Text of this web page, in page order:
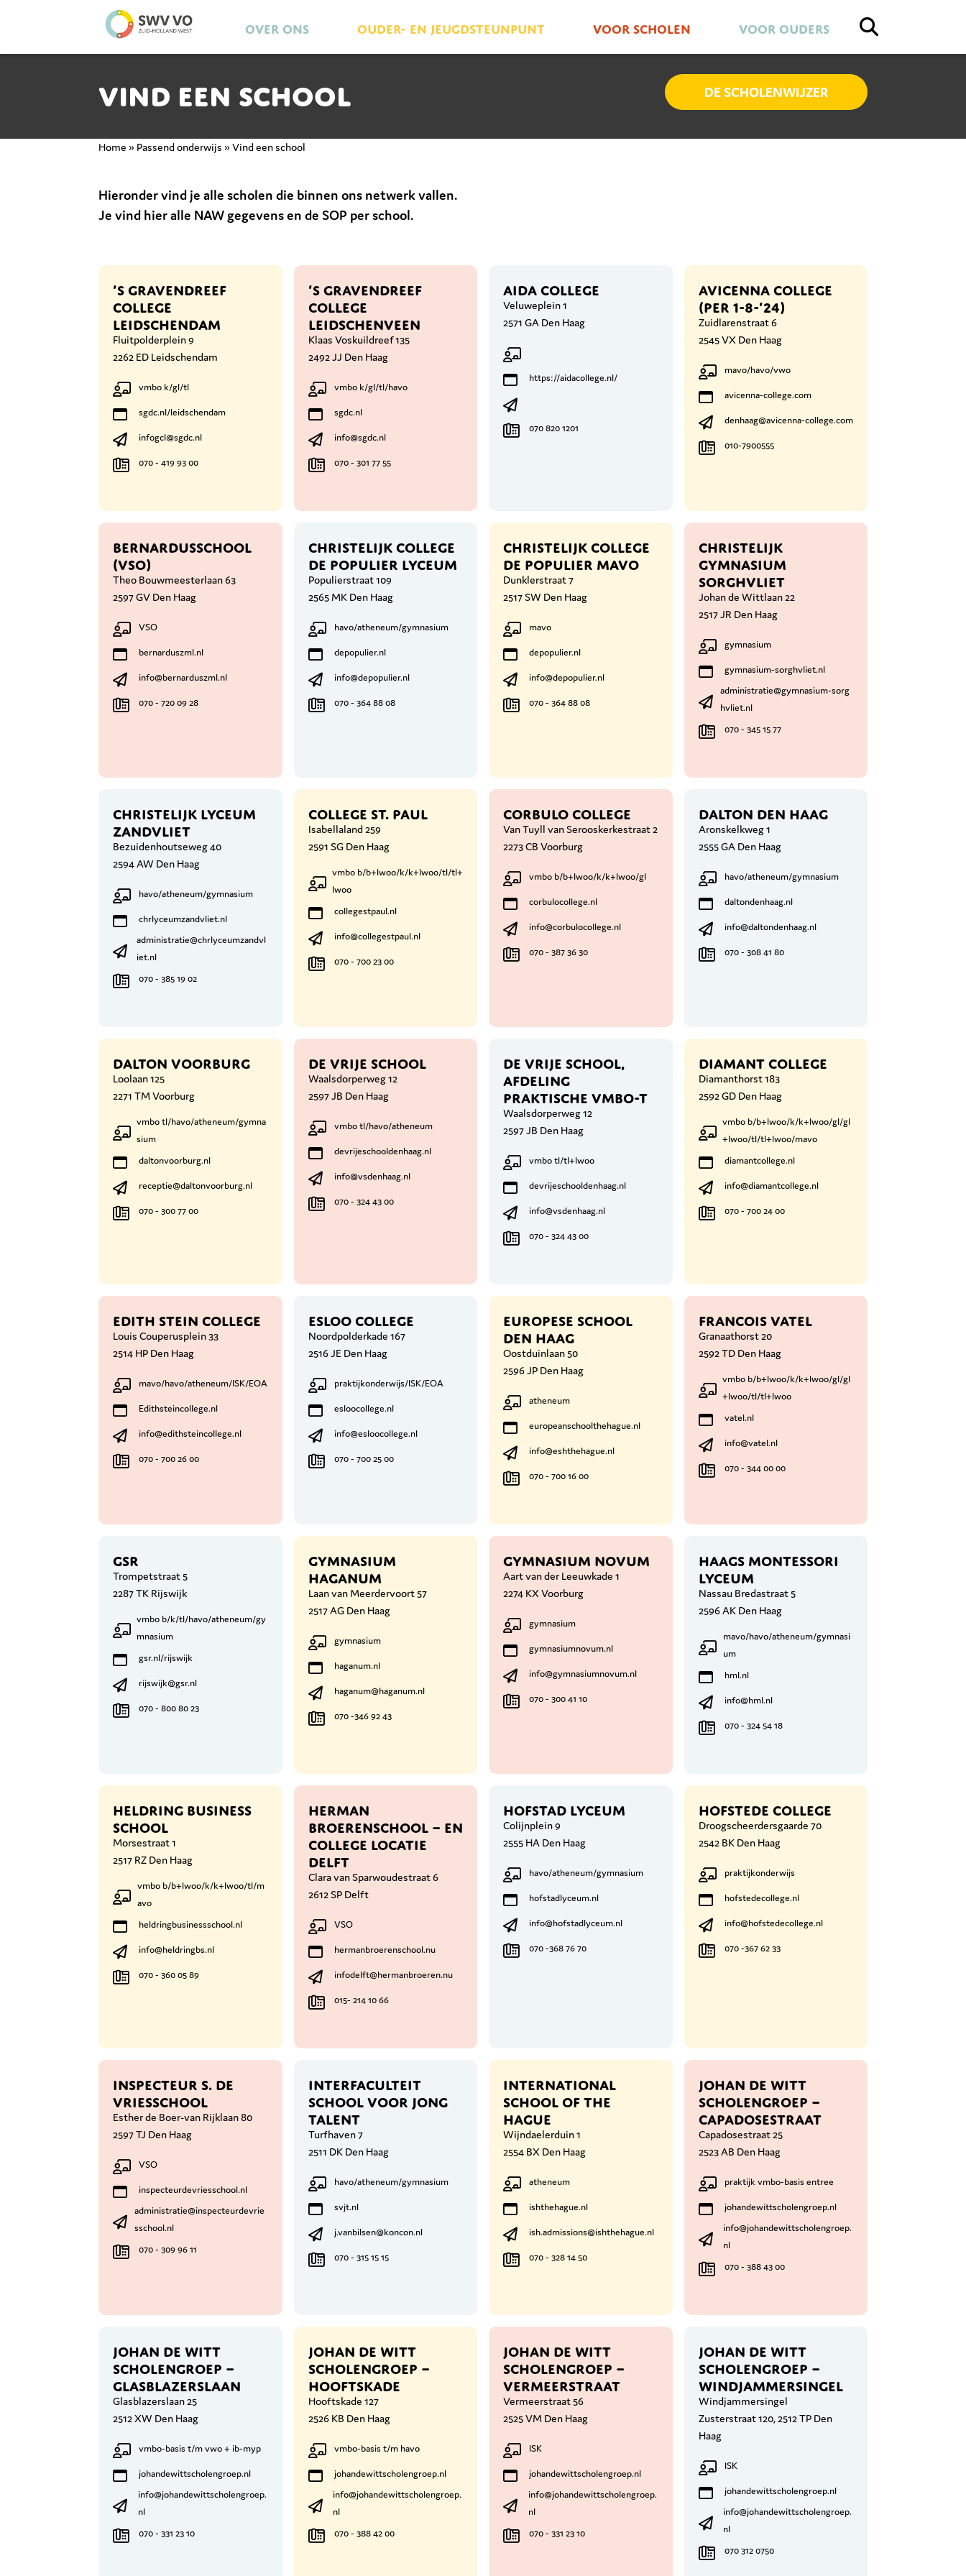
Over ons Ouder- en jeugdsteunpunt Voor scholen Voor ouders
Vind een school DE SCHOLENWIJZER
Home » Passend onderwijs » Vind een school
Hieronder vind je alle scholen die binnen ons netwerk vallen.
Je vind hier alle NAW gegevens en de SOP per school.
’S GRAVENDREEF
COLLEGE
LEIDSCHENDAM
Fluitpolderplein 9
2262 ED Leidschendam
vmbo k/gl/tl
sgdc.nl/leidschendam
infogcl@sgdc.nl
070 - 419 93 00
’S GRAVENDREEF
COLLEGE
LEIDSCHENVEEN
Klaas Voskuildreef 135
2492 JJ Den Haag
vmbo k/gl/tl/havo
sgdc.nl
info@sgdc.nl
070 - 301 77 55
AIDA COLLEGE
Veluweplein 1
2571 GA Den Haag
https://aidacollege.nl/
070 820 1201
AVICENNA COLLEGE
(PER 1-8-’24)
Zuidlarenstraat 6
2545 VX Den Haag
mavo/havo/vwo
avicenna-college.com
denhaag@avicenna-college.com
010-7900555
BERNARDUSSCHOOL
(VSO)
Theo Bouwmeesterlaan 63
2597 GV Den Haag
VSO
bernarduszml.nl
info@bernarduszml.nl
070 - 720 09 28
CHRISTELIJK COLLEGE
DE POPULIER LYCEUM
Populierstraat 109
2565 MK Den Haag
havo/atheneum/gymnasium
depopulier.nl
info@depopulier.nl
070 - 364 88 08
CHRISTELIJK COLLEGE
DE POPULIER MAVO
Dunklerstraat 7
2517 SW Den Haag
mavo
depopulier.nl
info@depopulier.nl
070 - 364 88 08
CHRISTELIJK
GYMNASIUM
SORGHVLIET
Johan de Wittlaan 22
2517 JR Den Haag
gymnasium
gymnasium-sorghvliet.nl
administratie@gymnasium-sorg
hvliet.nl
070 - 345 15 77
CHRISTELIJK LYCEUM
ZANDVLIET
Bezuidenhoutseweg 40
2594 AW Den Haag
havo/atheneum/gymnasium
chrlyceumzandvliet.nl
administratie@chrlyceumzandvl
iet.nl
070 - 385 19 02
COLLEGE ST. PAUL
Isabellaland 259
2591 SG Den Haag
vmbo b/b+lwoo/k/k+lwoo/tl/tl+
lwoo
collegestpaul.nl
info@collegestpaul.nl
070 - 700 23 00
CORBULO COLLEGE
Van Tuyll van Serooskerkestraat 2
2273 CB Voorburg
vmbo b/b+lwoo/k/k+lwoo/gl
corbulocollege.nl
info@corbulocollege.nl
070 - 387 36 30
DALTON DEN HAAG
Aronskelkweg 1
2555 GA Den Haag
havo/atheneum/gymnasium
daltondenhaag.nl
info@daltondenhaag.nl
070 - 308 41 80
DALTON VOORBURG
Loolaan 125
2271 TM Voorburg
vmbo tl/havo/atheneum/gymna
sium
daltonvoorburg.nl
receptie@daltonvoorburg.nl
070 - 300 77 00
DE VRIJE SCHOOL
Waalsdorperweg 12
2597 JB Den Haag
vmbo tl/havo/atheneum
devrijeschooldenhaag.nl
info@vsdenhaag.nl
070 - 324 43 00
DE VRIJE SCHOOL,
AFDELING
PRAKTISCHE VMBO-T
Waalsdorperweg 12
2597 JB Den Haag
vmbo tl/tl+lwoo
devrijeschooldenhaag.nl
info@vsdenhaag.nl
070 - 324 43 00
DIAMANT COLLEGE
Diamanthorst 183
2592 GD Den Haag
vmbo b/b+lwoo/k/k+lwoo/gl/gl
+lwoo/tl/tl+lwoo/mavo
diamantcollege.nl
info@diamantcollege.nl
070 - 700 24 00
EDITH STEIN COLLEGE
Louis Couperusplein 33
2514 HP Den Haag
mavo/havo/atheneum/ISK/EOA
Edithsteincollege.nl
info@edithsteincollege.nl
070 - 700 26 00
ESLOO COLLEGE
Noordpolderkade 167
2516 JE Den Haag
praktijkonderwijs/ISK/EOA
esloocollege.nl
info@esloocollege.nl
070 - 700 25 00
EUROPESE SCHOOL
DEN HAAG
Oostduinlaan 50
2596 JP Den Haag
atheneum
europeanschoolthehague.nl
info@eshthehague.nl
070 - 700 16 00
FRANCOIS VATEL
Granaathorst 20
2592 TD Den Haag
vmbo b/b+lwoo/k/k+lwoo/gl/gl
+lwoo/tl/tl+lwoo
vatel.nl
info@vatel.nl
070 - 344 00 00
GSR
Trompetstraat 5
2287 TK Rijswijk
vmbo b/k/tl/havo/atheneum/gy
mnasium
gsr.nl/rijswijk
rijswijk@gsr.nl
070 - 800 80 23
GYMNASIUM
HAGANUM
Laan van Meerdervoort 57
2517 AG Den Haag
gymnasium
haganum.nl
haganum@haganum.nl
070 -346 92 43
GYMNASIUM NOVUM
Aart van der Leeuwkade 1
2274 KX Voorburg
gymnasium
gymnasiumnovum.nl
info@gymnasiumnovum.nl
070 - 300 41 10
HAAGS MONTESSORI
LYCEUM
Nassau Bredastraat 5
2596 AK Den Haag
mavo/havo/atheneum/gymnasi
um
hml.nl
info@hml.nl
070 - 324 54 18
HELDRING BUSINESS
SCHOOL
Morsestraat 1
2517 RZ Den Haag
vmbo b/b+lwoo/k/k+lwoo/tl/m
avo
heldringbusinessschool.nl
info@heldringbs.nl
070 - 360 05 89
HERMAN
BROERENSCHOOL – EN
COLLEGE LOCATIE
DELFT
Clara van Sparwoudestraat 6
2612 SP Delft
VSO
hermanbroerenschool.nu
infodelft@hermanbroeren.nu
015- 214 10 66
HOFSTAD LYCEUM
Colijnplein 9
2555 HA Den Haag
havo/atheneum/gymnasium
hofstadlyceum.nl
info@hofstadlyceum.nl
070 -368 76 70
HOFSTEDE COLLEGE
Droogscheerdersgaarde 70
2542 BK Den Haag
praktijkonderwijs
hofstedecollege.nl
info@hofstedecollege.nl
070 -367 62 33
INSPECTEUR S. DE
VRIESSCHOOL
Esther de Boer-van Rijklaan 80
2597 TJ Den Haag
VSO
inspecteurdevriesschool.nl
administratie@inspecteurdevrie
sschool.nl
070 - 309 96 11
INTERFACULTEIT
SCHOOL VOOR JONG
TALENT
Turfhaven 7
2511 DK Den Haag
havo/atheneum/gymnasium
svjt.nl
j.vanbilsen@koncon.nl
070 - 315 15 15
INTERNATIONAL
SCHOOL OF THE
HAGUE
Wijndaelerduin 1
2554 BX Den Haag
atheneum
ishthehague.nl
ish.admissions@ishthehague.nl
070 - 328 14 50
JOHAN DE WITT
SCHOLENGROEP –
CAPADOSESTRAAT
Capadosestraat 25
2523 AB Den Haag
praktijk vmbo-basis entree
johandewittscholengroep.nl
info@johandewittscholengroep.
nl
070 - 388 43 00
JOHAN DE WITT
SCHOLENGROEP –
GLASBLAZERSLAAN
Glasblazerslaan 25
2512 XW Den Haag
vmbo-basis t/m vwo + ib-myp
johandewittscholengroep.nl
info@johandewittscholengroep.
nl
070 - 331 23 10
JOHAN DE WITT
SCHOLENGROEP –
HOOFTSKADE
Hooftskade 127
2526 KB Den Haag
vmbo-basis t/m havo
johandewittscholengroep.nl
info@johandewittscholengroep.
nl
070 - 388 42 00
JOHAN DE WITT
SCHOLENGROEP –
VERMEERSTRAAT
Vermeerstraat 56
2525 VM Den Haag
ISK
johandewittscholengroep.nl
info@johandewittscholengroep.
nl
070 - 331 23 10
JOHAN DE WITT
SCHOLENGROEP –
WINDJAMMERSINGEL
Windjammersingel
Zusterstraat 120, 2512 TP Den
Haag
ISK
johandewittscholengroep.nl
info@johandewittscholengroep.
nl
070 312 0750